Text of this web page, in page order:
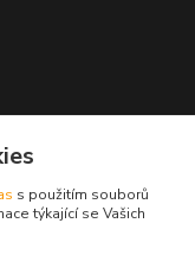
s použitím souborů
týkající se Vašich